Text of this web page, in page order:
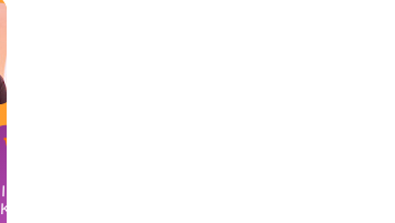
In de
Kantine